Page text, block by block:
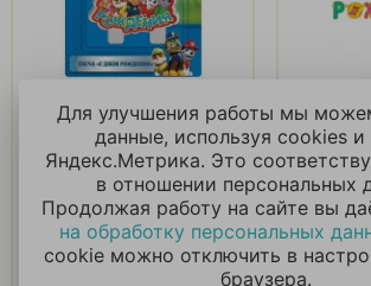
Щенячий патруль
364₽
В корзину
Днем
Для улучшения работы мы
данные, используя cookies и
Яндекс.Метрика. Это
в отношении персональных
Продолжая работу на сайте вы
на обработку персональных
cookie можно отключить в
браузера.